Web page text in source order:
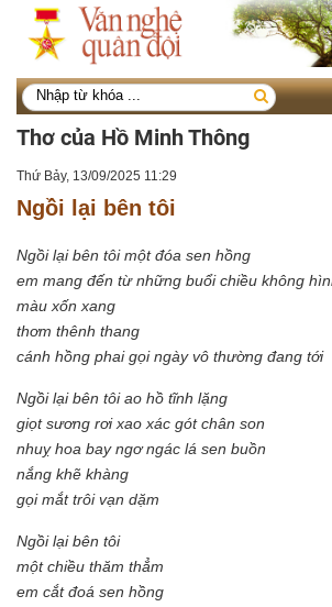
Thơ của Hồ Minh Thông
Thứ Bảy, 13/09/2025 11:29
Ngồi lại bên tôi
Ngồi lại bên tôi một đóa sen hồng
em mang đến từ những buổi chiều không
màu xốn xang
thơm thênh thang
cánh hồng phai gọi ngày vô thường đang tới
Ngồi lại bên tôi ao hồ tĩnh lặng
giọt sương rơi xao xác gót chân son
nhuỵ hoa bay ngơ ngác lá sen buồn
nắng khẽ khàng
gọi mắt trôi vạn dặm
Ngồi lại bên tôi
một chiều thăm thẳm
em cắt đoá sen hồng